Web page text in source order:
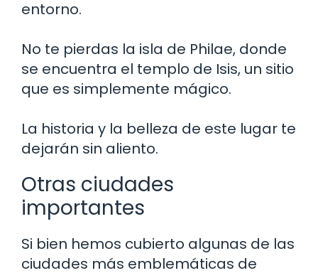
entorno.
No te pierdas la isla de Philae, donde
se encuentra el templo de Isis, un sitio
que es simplemente mágico.
La historia y la belleza de este lugar te
dejarán sin aliento.
Otras ciudades
importantes
Si bien hemos cubierto algunas de las
ciudades más emblemáticas de